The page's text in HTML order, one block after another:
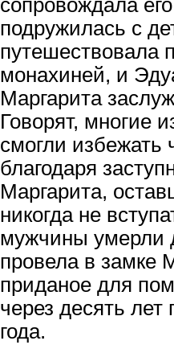
сопровождала
подружилась с
путешествовала
монахиней, и
Маргарита
Говорят, многие
смогли избежать
благодаря
Маргарита,
никогда не
мужчины умерли
провела в замке
приданое для
через десять
года.